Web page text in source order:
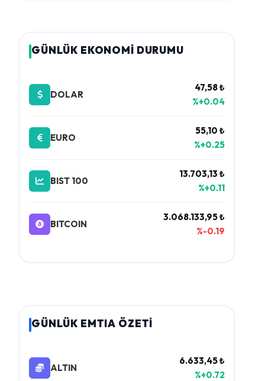
GÜNLÜK EKONOMİ DURUMU
DOLAR
47,58 ₺
%+0.04
EURO
55,10 ₺
%+0.25
BIST 100
13.703,13 ₺
%+0.11
BITCOIN
3.068.133,95 ₺
%-0.19
GÜNLÜK EMTIA ÖZETİ
ALTIN
6.633,45 ₺
%+0.72